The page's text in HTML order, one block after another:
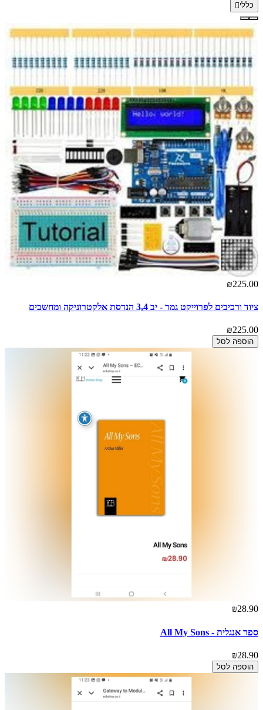
כללי
₪225.00
ציוד ורכיבים לפרוייקט גמר - יב 3,4 הנדסת אלקטרוניקה ומחשבים
₪225.00
הוספה לסל
₪28.90
ספר אנגלית - All My Sons
₪28.90
הוספה לסל